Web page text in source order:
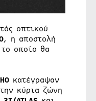
οπτικού
, η αποστολή
οποίο θα
κατέγραψαν
κύρια ζώνη